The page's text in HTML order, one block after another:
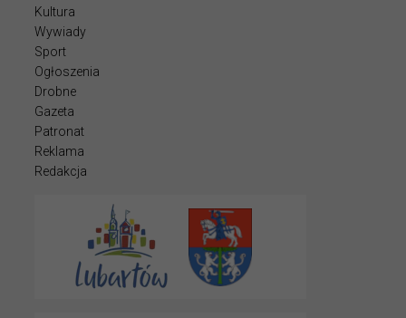
Kultura
Wywiady
Sport
Ogłoszenia
Drobne
Gazeta
Patronat
Reklama
Redakcja